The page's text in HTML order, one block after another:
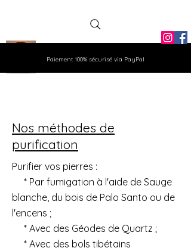
Aux Gemmes
Paiement 100% sécurisé via PayPal
Nos méthodes de
purification
Purifier vos pierres :
* Par fumigation à l'aide de Sauge
blanche, du bois de Palo Santo ou de
l'encens ;
* Avec des Géodes de Quartz ;
* Avec des bols tibétains